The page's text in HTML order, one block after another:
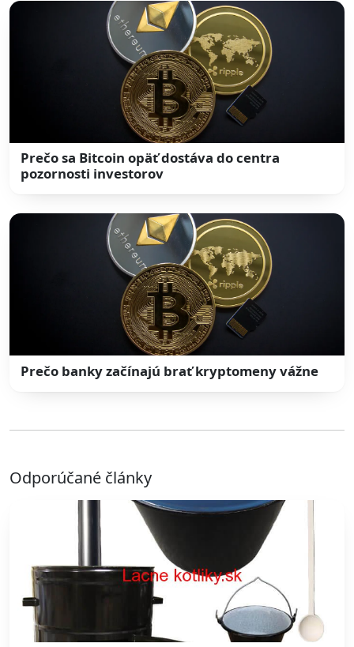
Prečo sa Bitcoin opäť dostáva do centra
pozornosti investorov
Prečo banky začínajú brať kryptomeny vážne
Odporúčané články